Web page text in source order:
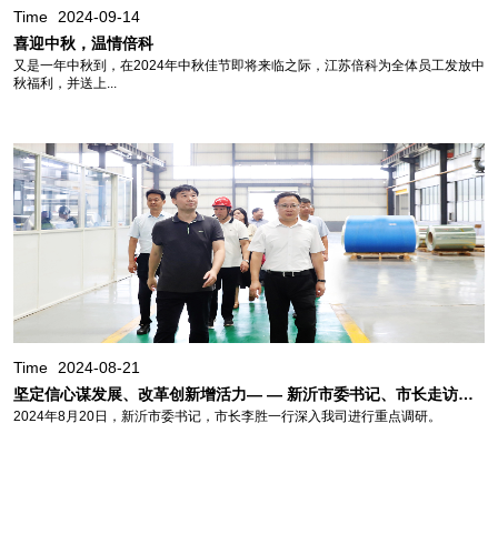
Time
2024-09-14
喜迎中秋，温情倍科
又是一年中秋到，在2024年中秋佳节即将来临之际，江苏倍科为全体员工发放中
秋福利，并送上...
Time
2024-08-21
坚定信心谋发展、改革创新增活力— — 新沂市委书记、市长走访调研我司
2024年8月20日，新沂市委书记，市长李胜一行深入我司进行重点调研。